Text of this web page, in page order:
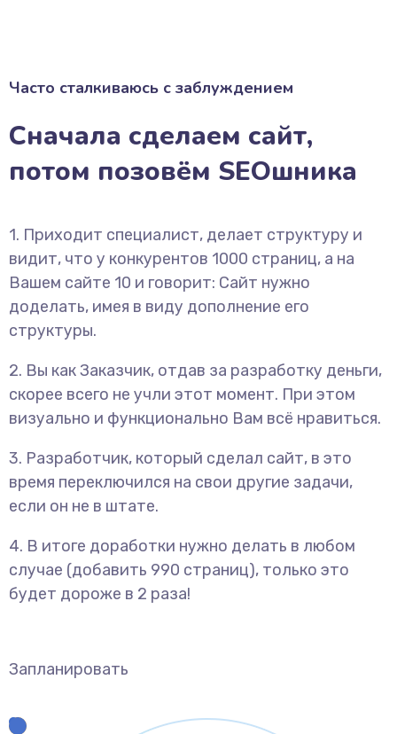
Часто сталкиваюсь с заблуждением
Сначала сделаем сайт,
потом позовём SEOшника
1. Приходит специалист, делает структуру и
видит, что у конкурентов 1000 страниц, а на
Вашем сайте 10 и говорит: Сайт нужно
доделать, имея в виду дополнение его
структуры.
2. Вы как Заказчик, отдав за разработку деньги,
скорее всего не учли этот момент. При этом
визуально и функционально Вам всё нравиться.
3. Разработчик, который сделал сайт, в это
время переключился на свои другие задачи,
если он не в штате.
4. В итоге доработки нужно делать в любом
случае (добавить 990 страниц), только это
будет дороже в 2 раза!
Запланировать